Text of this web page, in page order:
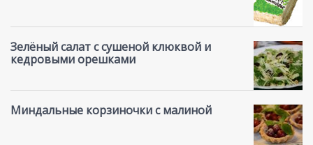
Зелёный салат с сушеной клюквой и
кедровыми орешками
Миндальные корзиночки с малиной